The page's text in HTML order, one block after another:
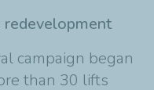
campaign began
than 30 lifts